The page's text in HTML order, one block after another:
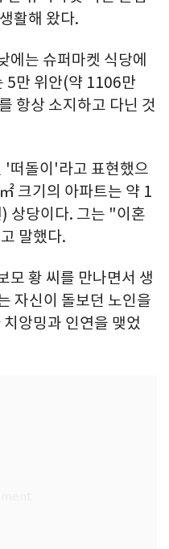
활해 왔다.
에는 슈퍼마켓 식당에
5만 위안(약 1106만
항상 소지하고 다닌 것
'떠돌이'라고 표현했으
크기의 아파트는 약 1
상당이다. 그는 "이혼
말했다.
모 황 씨를 만나면서 생
자신이 돌보던 노인을
앙밍과 인연을 맺었